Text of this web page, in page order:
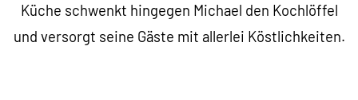
Küche schwenkt hingegen Michael den Kochlöffel
und versorgt seine Gäste mit allerlei Köstlichkeiten.